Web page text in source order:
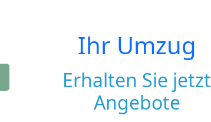
Ihr Umzug
Erhalten Sie jetzt
Angebote